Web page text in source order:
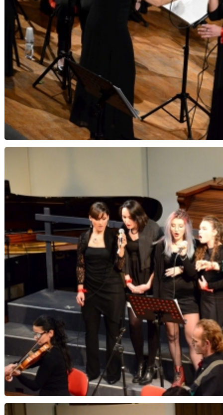
Note di Speranza...Notte di Natale - Orchestra
Note di Speranza...Notte di Natale - Orchestra